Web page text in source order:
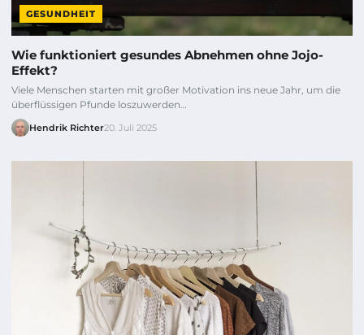
GESUNDHEIT
Wie funktioniert gesundes Abnehmen ohne Jojo-
Effekt?
Viele Menschen starten mit großer Motivation ins neue Jahr, um die
überflüssigen Pfunde loszuwerden…
Hendrik Richter20. Juli 2025